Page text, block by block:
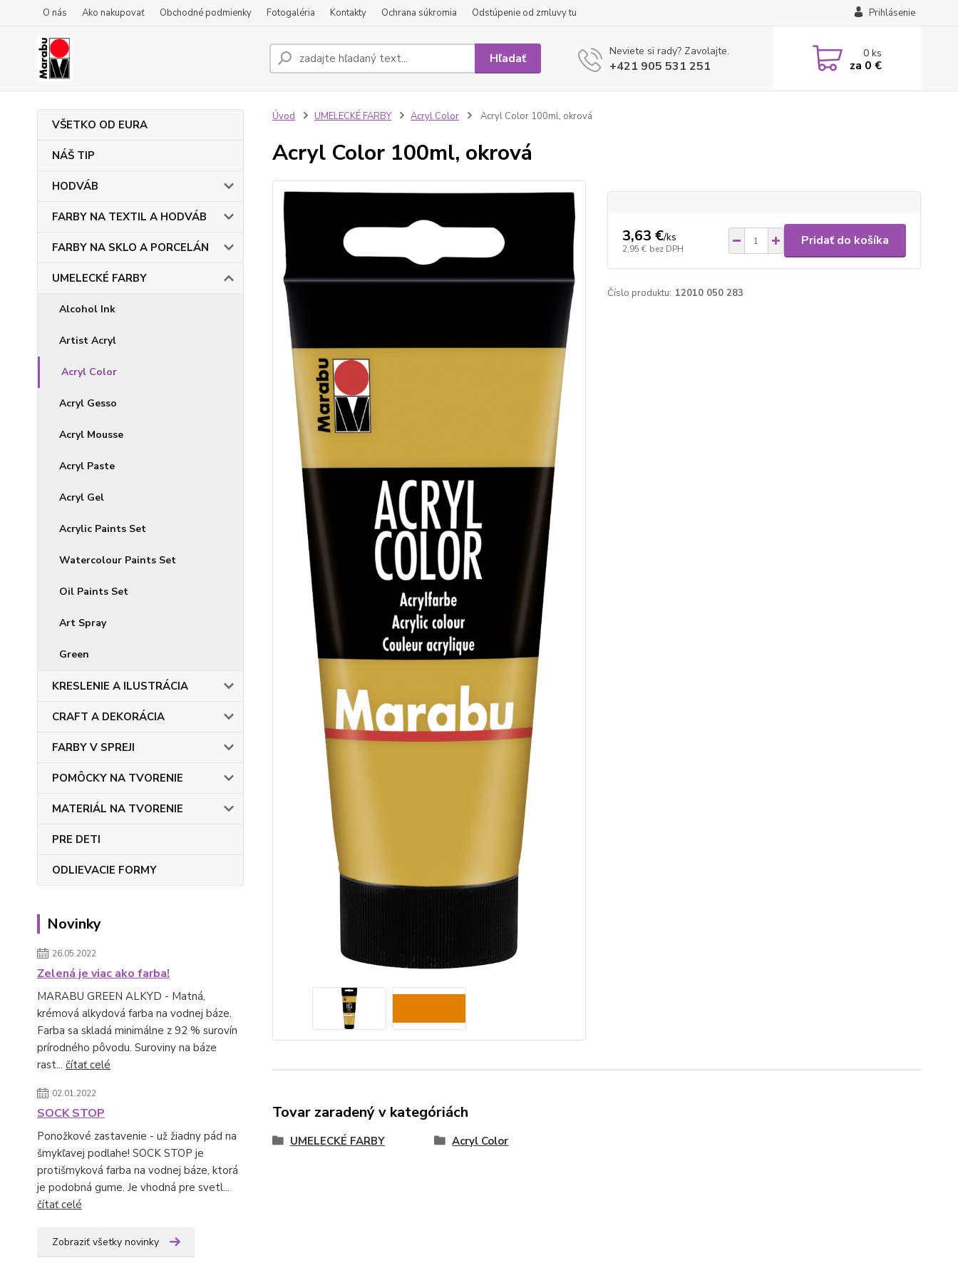
O nás Ako nakupovať Obchodné podmienky Fotogaléria Kontakty Ochrana súkromia Odstúpenie od zmluvy tu Prihlásenie
Hľadať Neviete si rady? Zavolajte.
+421 905 531 251
0ks
za 0 €
VŠETKO OD EURA
NÁŠ TIP
HODVÁB
FARBY NA TEXTIL A HODVÁB
FARBY NA SKLO A PORCELÁN
UMELECKÉ FARBY
Alcohol Ink
Artist Acryl
Acryl Color
Acryl Gesso
Acryl Mousse
Acryl Paste
Acryl Gel
Acrylic Paints Set
Watercolour Paints Set
Oil Paints Set
Art Spray
Green
KRESLENIE A ILUSTRÁCIA
CRAFT A DEKORÁCIA
FARBY V SPREJI
POMÔCKY NA TVORENIE
MATERIÁL NA TVORENIE
PRE DETI
ODLIEVACIE FORMY
Novinky
26.05.2022
Zelená je viac ako farba!
MARABU GREEN ALKYD - Matná,
krémová alkydová farba na vodnej báze.
Farba sa skladá minimálne z 92 % surovín
prírodného pôvodu. Suroviny na báze
rast... čítať celé
02.01.2022
SOCK STOP
Ponožkové zastavenie - už žiadny pád na
šmykľavej podlahe! SOCK STOP je
protišmyková farba na vodnej báze, ktorá
je podobná gume. Je vhodná pre svetl...
čítať celé
Zobraziť všetky novinky
Úvod UMELECKÉ FARBY Acryl Color Acryl Color 100ml, okrová
Acryl Color 100ml, okrová
3,63 €/ks
2,95 € bez DPH
Pridať do košíka
Číslo produktu: 12010 050 283
Tovar zaradený v kategóriách
UMELECKÉ FARBY Acryl Color